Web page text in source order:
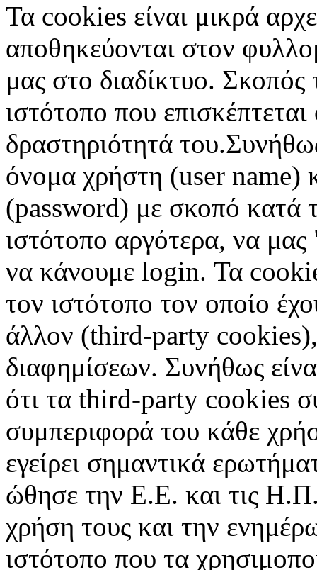
Τα cookies είναι μικρά
αποθηκεύονται στον
μας στο διαδίκτυο. Σκοπός
ιστότοπο που
δραστηριότητά
όνομα χρήστη (user name)
(password) με σκοπό κατά
ιστότοπο αργότερα, να μας
να κάνουμε login. Τα
τον ιστότοπο τον οποίο
άλλον (third-party
διαφημίσεων. Συνήθως
ότι τα third-party cookies
συμπεριφορά του κάθε
εγείρει σημαντικά
ώθησε την Ε.Ε. και τις
χρήση τους και την
ιστότοπο που τα